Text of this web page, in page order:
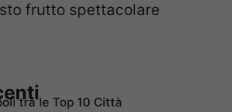
frutto spettacolare
tra le Top 10 Città